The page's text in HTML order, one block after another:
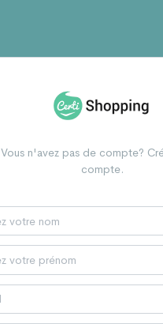
Vous n'avez pas de compte?
compte.